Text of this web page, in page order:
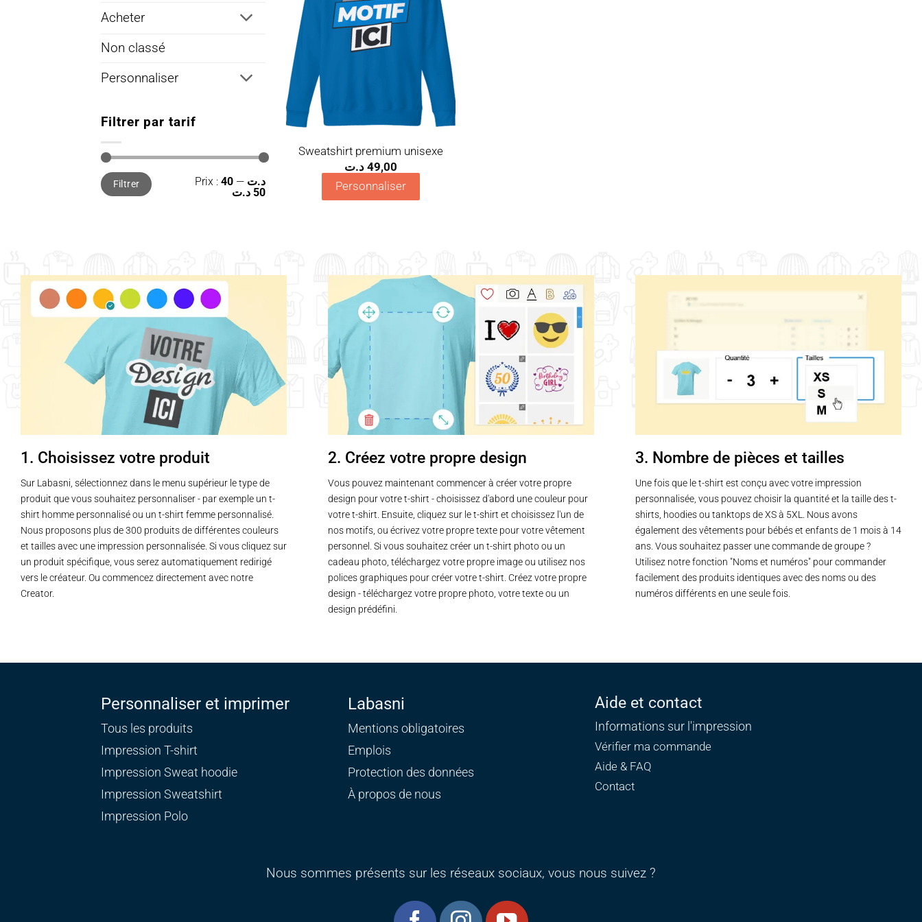
Acheter
Non classé
Personnaliser
Filtrer par tarif
Prix
min
Prix
maxFiltrer Prix : 40 د.ت —
50 د.ت
Sweatshirt premium unisexe
49,00 د.ت
Personnaliser
1. Choisissez votre produit
Sur Labasni, sélectionnez dans le menu supérieur le type de
produit que vous souhaitez personnaliser - par exemple un t-
shirt homme personnalisé ou un t-shirt femme personnalisé.
Nous proposons plus de 300 produits de différentes couleurs
et tailles avec une impression personnalisée. Si vous cliquez sur
un produit spécifique, vous serez automatiquement redirigé
vers le créateur. Ou commencez directement avec notre
Creator.
2. Créez votre propre design
Vous pouvez maintenant commencer à créer votre propre
design pour votre t-shirt - choisissez d'abord une couleur pour
votre t-shirt. Ensuite, cliquez sur le t-shirt et choisissez l'un de
nos motifs, ou écrivez votre propre texte pour votre vêtement
personnel. Si vous souhaitez créer un t-shirt photo ou un
cadeau photo, téléchargez votre propre image ou utilisez nos
polices graphiques pour créer votre t-shirt. Créez votre propre
design - téléchargez votre propre photo, votre texte ou un
design prédéfini.
3. Nombre de pièces et tailles
Une fois que le t-shirt est conçu avec votre impression
personnalisée, vous pouvez choisir la quantité et la taille des t-
shirts, hoodies ou tanktops de XS à 5XL. Nous avons
également des vêtements pour bébés et enfants de 1 mois à 14
ans. Vous souhaitez passer une commande de groupe ?
Utilisez notre fonction "Noms et numéros" pour commander
facilement des produits identiques avec des noms ou des
numéros différents en une seule fois.
Personnaliser et imprimer
Tous les produits
Impression T-shirt
Impression Sweat hoodie
Impression Sweatshirt
Impression Polo
Labasni
Mentions obligatoires
Emplois
Protection des données
À propos de nous
Aide et contact
Informations sur l'impression
Vérifier ma commande
Aide & FAQ
Contact
Nous sommes présents sur les réseaux sociaux, vous nous suivez ?